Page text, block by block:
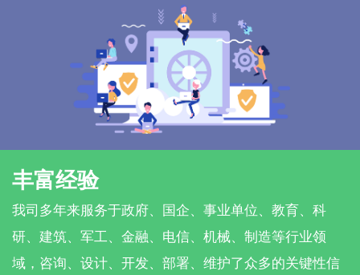
丰富经验
我司多年来服务于政府、国企、事业单位、教育、科
研、建筑、军工、金融、电信、机械、制造等行业领
域，咨询、设计、开发、部署、维护了众多的关键性信